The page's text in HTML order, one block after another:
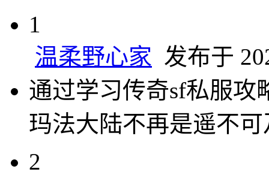
1
温柔野心家 发布于
通过学习传奇sf私服攻
玛法大陆不再是遥不
2